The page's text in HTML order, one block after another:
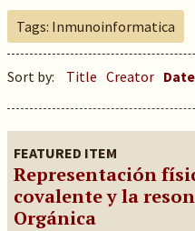
Tags: Inmunoinformatica
Sort by: Title Creator
FEATURED ITEM
Representación
covalente y la
Orgánica